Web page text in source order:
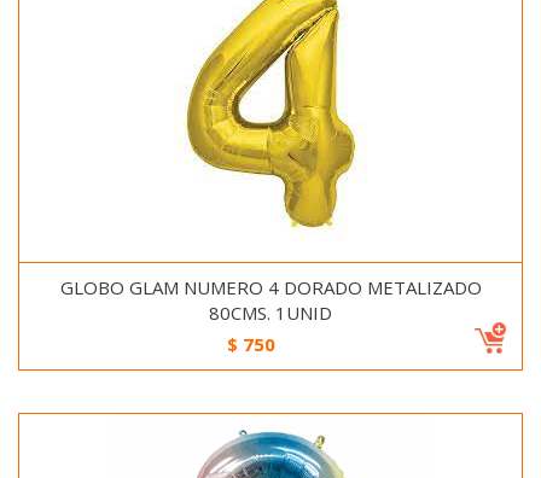
GLOBO GLAM NUMERO 4 DORADO METALIZADO
80CMS. 1UNID
$ 750